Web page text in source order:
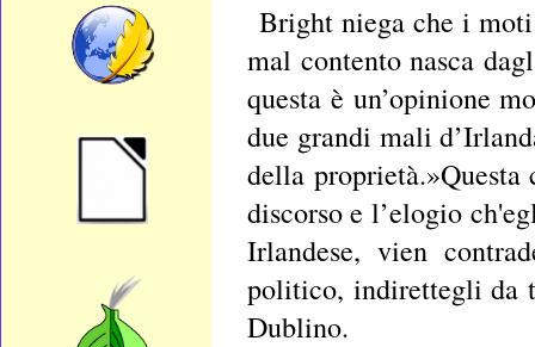
Bright niega che i
mal contento nasca
questa è un’opinione
due grandi mali
della
discorso e l’elogio
Irlandese, vien
politico, indirettegli da
Dublino.